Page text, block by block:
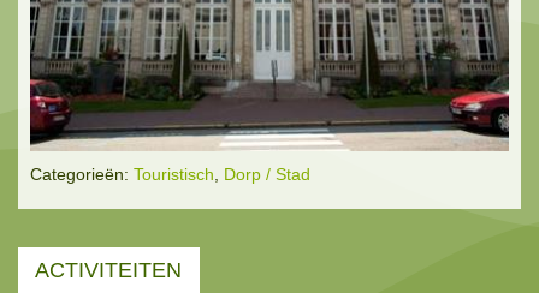
Categorieën: Touristisch Dorp / Stad
ACTIVITEITEN